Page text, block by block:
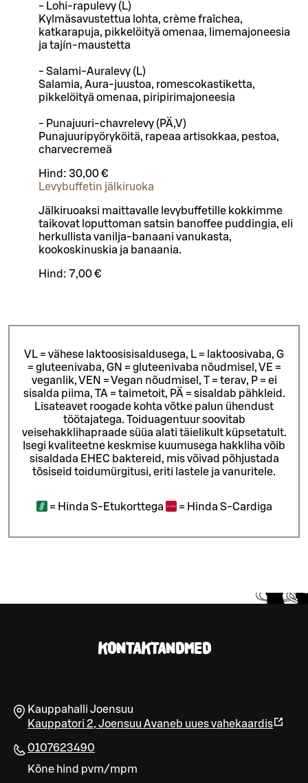
- Lohi-rapulevy (L)
Kylmäsavustettua lohta, crème fraîchea,
katkarapuja, pikkelöityä omenaa, limemajoneesia
ja tajín-maustetta
- Salami-Auralevy (L)
Salamia, Aura-juustoa, romescokastiketta,
pikkelöityä omenaa, piripirimajoneesia
- Punajuuri-chavrelevy (PÄ,V)
Punajuuripyöryköitä, rapeaa artisokkaa, pestoa,
charvecremeä
Hind: 30,00 €
Levybuffetin jälkiruoka
Jälkiruoaksi maittavalle levybuffetille kokkimme
taikovat loputtoman satsin banoffee puddingia, eli
herkullista vanilja-banaani vanukasta,
kookoskinuskia ja banaania.
Hind: 7,00 €
VL = vähese laktoosisisaldusega, L = laktoosivaba, G
= gluteenivaba, GN = gluteenivaba nõudmisel, VE =
veganlik, VEN = Vegan nõudmisel, T = terav, P = ei
sisalda piima, TA = taimetoit, PÄ = sisaldab pähkleid.
Lisateavet roogade kohta võtke palun ühendust
töötajatega. Toiduagentuur soovitab
veisehakklihapraade süüa alati täielikult küpsetatult.
Isegi kvaliteetne keskmise kuumusega hakkliha võib
sisaldada EHEC baktereid, mis võivad põhjustada
tõsiseid toidumürgitusi, eriti lastele ja vanuritele.
= Hinda S-Etukorttega = Hinda S-Cardiga
KONTAKTANDMED
Kauppahalli Joensuu
Kauppatori 2, Joensuu Avaneb uues vahekaardis
0107623490
Kõne hind pvm/mpm